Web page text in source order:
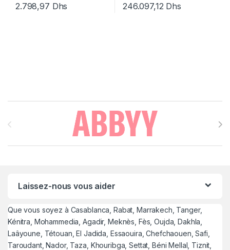
2.798,97 Dhs 246.097,12 Dhs
Brands Carousel
Laissez-nous vous aider
Que vous soyez à Casablanca, Rabat, Marrakech, Tanger,
Kénitra, Mohammedia, Agadir, Meknès, Fès, Oujda, Dakhla,
Laâyoune, Tétouan, El Jadida, Essaouira, Chefchaouen, Safi,
Taroudant, Nador, Taza, Khouribga, Settat, Béni Mellal, Tiznit,